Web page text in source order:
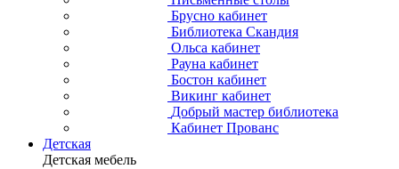
Брусно кабинет
Библиотека Скандия
Ольса кабинет
Рауна кабинет
Бостон кабинет
Викинг кабинет
Добрый мастер библиотека
Кабинет Прованс
Детская
Детская мебель